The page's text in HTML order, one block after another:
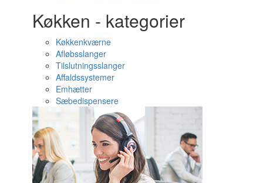
Køkken - kategorier
Køkkenkværne
Afløbsslanger
Tilslutningsslanger
Affaldssystemer
Emhætter
Sæbedispensere